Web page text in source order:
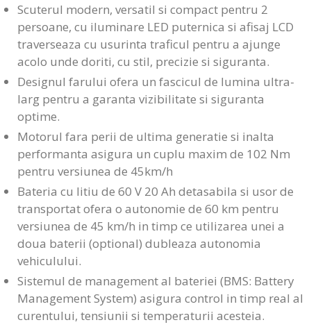
Scuterul modern, versatil si compact pentru 2
persoane, cu iluminare LED puternica si afisaj LCD
traverseaza cu usurinta traficul pentru a ajunge
acolo unde doriti, cu stil, precizie si siguranta.
Designul farului ofera un fascicul de lumina ultra-
larg pentru a garanta vizibilitate si siguranta
optime.
Motorul fara perii de ultima generatie si inalta
performanta asigura un cuplu maxim de 102 Nm
pentru versiunea de 45km/h
Bateria cu litiu de 60 V 20 Ah detasabila si usor de
transportat ofera o autonomie de 60 km pentru
versiunea de 45 km/h in timp ce utilizarea unei a
doua baterii (optional) dubleaza autonomia
vehiculului.
Sistemul de management al bateriei (BMS: Battery
Management System) asigura control in timp real al
curentului, tensiunii si temperaturii acesteia.